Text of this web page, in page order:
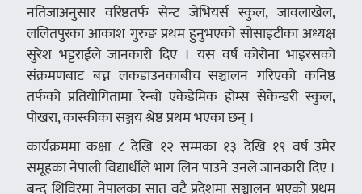
नतिजाअनुसार वरिष्ठतर्फ सेन्ट जेभियर्स स्कुल, जावलाखेल,
ललितपुरका आकाश गुरुङ प्रथम हुनुभएको सोसाइटीका अध्यक्ष
सुरेश भट्टराईले जानकारी दिए । यस वर्ष कोरोना भाइरसको
संक्रमणबाट बच्न लकडाउनकाबीच सञ्चालन गरिएको कनिष्ठ
तर्फको प्रतियोगितामा रेन्बो एकेडेमिक होम्स सेकेन्डरी स्कुल,
पोखरा, कास्कीका सञ्जय श्रेष्ठ प्रथम भएका छन् ।
कार्यक्रममा कक्षा ८ देखि १२ सम्मका १३ देखि १९ वर्ष उमेर
समूहका नेपाली विद्यार्थीले भाग लिन पाउने उनले जानकारी दिए ।
बन्द शिविरमा नेपालका सात वटै प्रदेशमा सञ्चालन भएको प्रथम